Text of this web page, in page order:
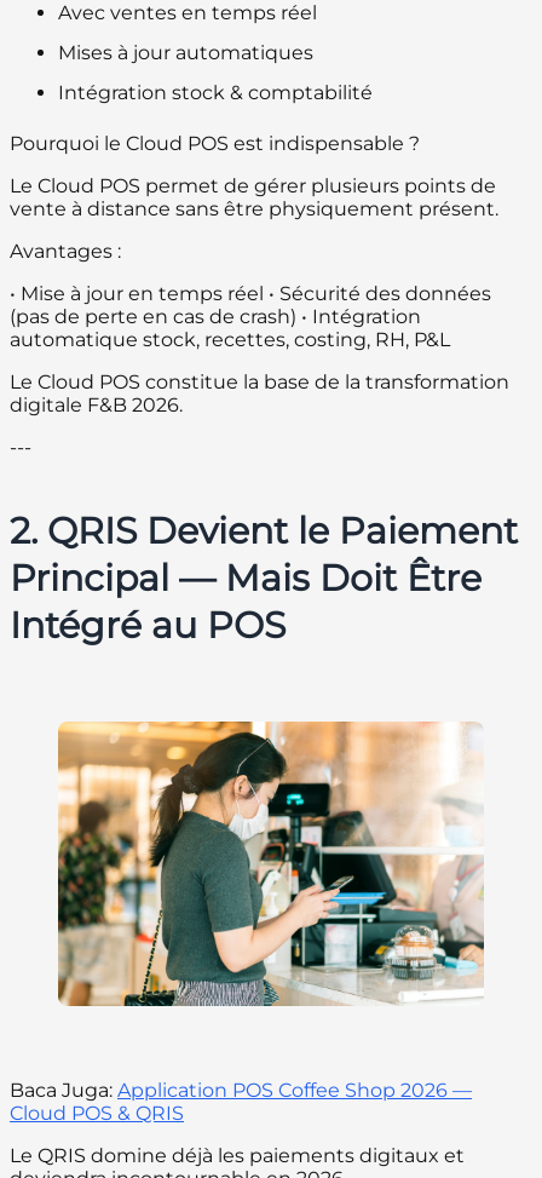
Avec ventes en temps réel
Mises à jour automatiques
Intégration stock & comptabilité
Pourquoi le Cloud POS est indispensable ?
Le Cloud POS permet de gérer plusieurs points de
vente à distance sans être physiquement présent.
Avantages :
• Mise à jour en temps réel • Sécurité des données
(pas de perte en cas de crash) • Intégration
automatique stock, recettes, costing, RH, P&L
Le Cloud POS constitue la base de la transformation
digitale F&B 2026.
---
2. QRIS Devient le Paiement
Principal — Mais Doit Être
Intégré au POS
Baca Juga: Application POS Coffee Shop 2026 —
Cloud POS & QRIS
Le QRIS domine déjà les paiements digitaux et